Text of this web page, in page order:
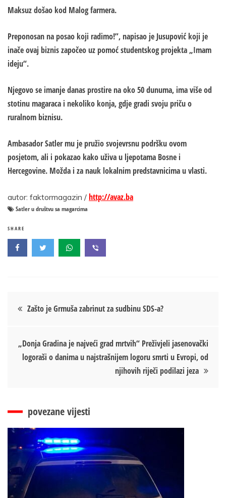
Maksuz došao kod Malog farmera.
Preponosan na posao koji radimo!”, napisao je Jusupović koji je
inače ovaj biznis započeo uz pomoć studentskog projekta „Imam
ideju“.
Njegovo se imanje danas prostire na oko 50 dunuma, ima više od
stotinu magaraca i nekoliko konja, gdje gradi svoju priču o
ruralnom biznisu.
Ambasador Satler mu je pružio svojevrsnu podršku ovom
posjetom, ali i pokazao kako uživa u ljepotama Bosne i
Hercegovine. Možda i za nauk lokalnim predstavnicima u vlasti.
autor: faktormagazin / http://avaz.ba
Satler u društvu sa magarcima
SHARE
Кретање
Zašto je Grmuša zabrinut za sudbinu SDS-a?
„Donja Gradina je najveći grad mrtvih“ Preživjeli jasenovački
logoraši o danima u najstrašnijem logoru smrti u Evropi, od
njihovih riječi podilazi jeza
povezane vijesti